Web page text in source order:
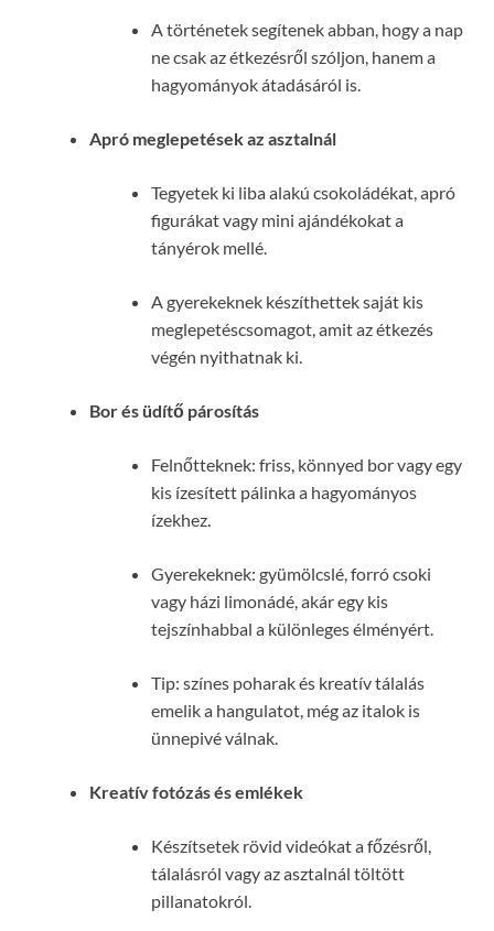
A történetek segítenek abban, hogy a nap
ne csak az étkezésről szóljon, hanem a
hagyományok átadásáról is.
Apró meglepetések az asztalnál
Tegyetek ki liba alakú csokoládékat, apró
figurákat vagy mini ajándékokat a
tányérok mellé.
A gyerekeknek készíthettek saját kis
meglepetéscsomagot, amit az étkezés
végén nyithatnak ki.
Bor és üdítő párosítás
Felnőtteknek: friss, könnyed bor vagy egy
kis ízesített pálinka a hagyományos
ízekhez.
Gyerekeknek: gyümölcslé, forró csoki
vagy házi limonádé, akár egy kis
tejszínhabbal a különleges élményért.
Tip: színes poharak és kreatív tálalás
emelik a hangulatot, még az italok is
ünnepivé válnak.
Kreatív fotózás és emlékek
Készítsetek rövid videókat a főzésről,
tálalásról vagy az asztalnál töltött
pillanatokról.